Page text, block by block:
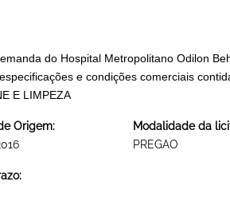
do Hospital Metropolitano Odilon
e condições comerciais
E LIMPEZA
Origem:
Modalidade da
PREGAO